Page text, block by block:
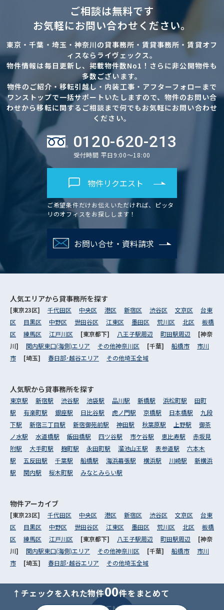
↑チェックを入れた物件00件をまとめて
ご相談は無料です
お気軽にお問い合わせください。
東京・千葉・埼玉・神奈川の貸事務所・賃貸事務所・賃貸オフ
ィスならライヴェックス。
物件情報は毎日更新し、掲載物件数No1！さらに非公開物件も
多数ございます。
物件のご紹介・移転引越し・内装工事・アフターフォローまで
ワンストップで一括サポートいたしますので、物件のお問い合
わせから移転に関するご相談まで何でもお気軽にお問い合わせ
ください。
0120-620-213
受付時間 平日9:00～18:00
物件リクエスト
ご希望条件だけお伝えいただければ、ピッタ
リのオフィスをお探しします！
お問い合せ・資料請求
人気エリアから貸事務所を探す
[東京23区] 千代田区 中央区 港区 新宿区 渋谷区 文京区
台東
区
目黒区 中野区 世田谷区 江東区 墨田区 荒川区 北区
板橋
区
練馬区 江戸川区 [東京都下] 八王子駅周辺 町田駅周辺
[神奈
川] 関内駅東口(海側)エリア その他神奈川区 [千葉] 船橋市
市川
市
[埼玉] 春日部･越谷エリア その他埼玉全域
人気駅から貸事務所を探す
東京駅 新宿駅 渋谷駅 池袋駅 品川駅 新橋駅 浜松町駅
田町
駅
有楽町駅 銀座駅 日比谷駅 虎ノ門駅 京橋駅 日本橋駅
九段
下駅
新宿三丁目駅 新宿御苑前駅 神田駅 秋葉原駅 上野駅
御茶
ノ水駅
水道橋駅 飯田橋駅 四ツ谷駅 市ケ谷駅 恵比寿駅
赤坂見
附駅
大手町駅 麹町駅 永田町駅 溜池山王駅 表参道駅
六本木
駅
五反田駅 千葉駅 船橋駅 海浜幕張駅 横浜駅 川崎駅
新横浜
駅
関内駅 桜木町駅 みなとみらい駅
物件アーカイブ
[東京23区] 千代田区 中央区 港区 新宿区 渋谷区 文京区
台東
区
目黒区 中野区 世田谷区 江東区 墨田区 荒川区 北区
板橋
区
練馬区 江戸川区 [東京都下] 八王子駅周辺 町田駅周辺
[神奈
川] 関内駅東口(海側)エリア その他神奈川区 [千葉] 船橋市
市川
市
[埼玉] 春日部･越谷エリア その他埼玉全域